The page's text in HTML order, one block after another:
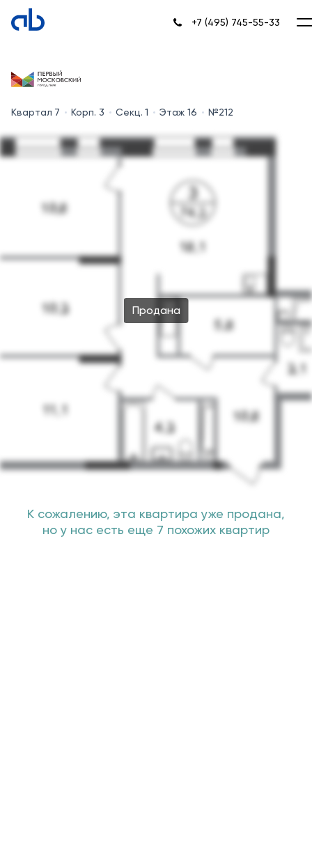
+7 (495) 745-55-33
Квартал 7 Корп. 3 Секц. 1 Этаж 16 №212
Продана
К сожалению, эта квартира уже продана,
но у нас есть еще 7 похожих квартир